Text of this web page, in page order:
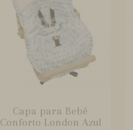
Capa para Bebê
Conforto London Azul